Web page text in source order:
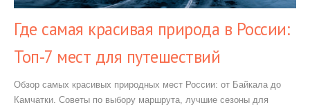
Где самая красивая природа в России:
Топ-7 мест для путешествий
Обзор самых красивых природных мест России: от Байкала до
Камчатки. Советы по выбору маршрута, лучшие сезоны для